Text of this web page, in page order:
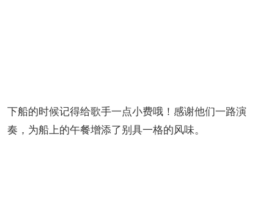
下船的时候记得给歌手一点小费哦！感谢他们一路演
奏，为船上的午餐增添了别具一格的风味。